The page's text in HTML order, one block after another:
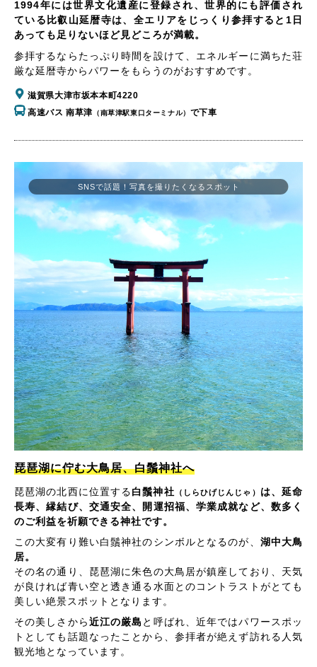
1994年には世界文化遺産に登録され、世界的にも評価され
ている比叡山延暦寺は、全エリアをじっくり参拝すると1日
あっても足りないほど見どころが満載。
参拝するならたっぷり時間を設けて、エネルギーに満ちた荘
厳な延暦寺からパワーをもらうのがおすすめです。
滋賀県大津市坂本本町4220
高速バス 南草津 （南草津駅東口ターミナル） で下車
琵琶湖に佇む大鳥居、白鬚神社へ
琵琶湖の北西に位置する白鬚神社 （しらひげじんじゃ）
は、延命
長寿、縁結び、交通安全、開運招福、学業成就など、数多く
のご利益を祈願できる神社です。
この大変有り難い白鬚神社のシンボルとなるのが、 湖中大鳥
居。
その名の通り、琵琶湖に朱色の大鳥居が鎮座しており、天気
が良ければ青い空と透き通る水面とのコントラストがとても
美しい絶景スポットとなります。
その美しさから近江の厳島 と呼ばれ、近年ではパワースポッ
トとしても話題なったことから、参拝者が絶えず訪れる人気
観光地となっています。
SNSで話題！写真を撮りたくなるスポット